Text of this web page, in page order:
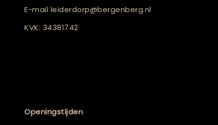
E-mail leiderdorp@bergenberg.nl
KVK: 34381742
Openingstijden